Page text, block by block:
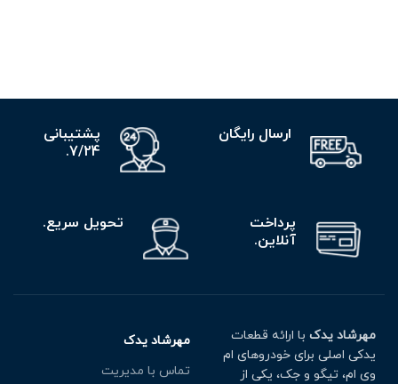
ارسال رایگان
پشتیبانی
7/24.
پرداخت
آنلاین.
تحویل سریع.
مهرشاد یدک با ارائه قطعات
یدکی اصلی برای خودروهای ام
وی ام، تیگو و جک، یکی از
مهرشاد یدک
تماس با مدیریت